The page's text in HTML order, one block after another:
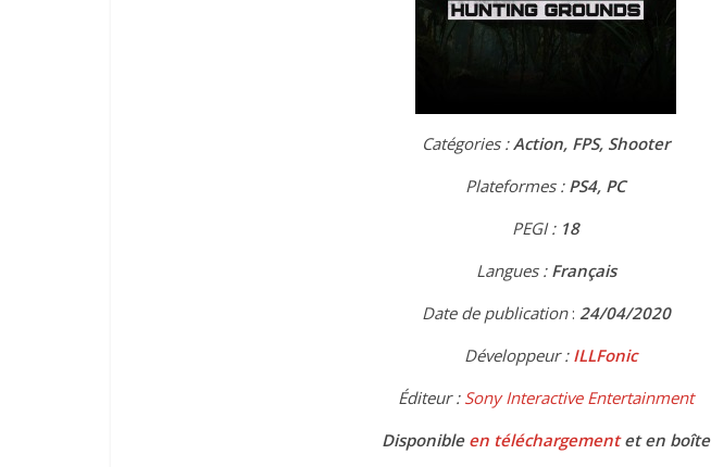
Catégories :Action, FPS, Shooter
Plateformes : PS4, PC
PEGI : 18
Langues : Français
Date de publication: 24/04/2020
Développeur : ILLFonic
Éditeur : Sony Interactive Entertainment
Disponible en téléchargement et en boîte